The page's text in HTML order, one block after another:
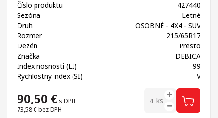
Číslo produktu
427440
Sezóna
Letné
Druh
OSOBNÉ - 4X4 - SUV
Rozmer
215/65R17
Dezén
Presto
Značka
DEBICA
Index nosnosti (LI)
99
Rýchlostný index (SI)
V
90,50 € s DPH
73,58 € bez DPH
ks